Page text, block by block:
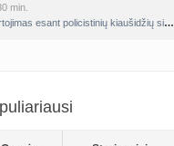
ir nėštumas (+3)
3 d.
papilomos virusas) (+3)
min.
OZEMPIC vartojimas esant policistinių kiaušidžių sindromui